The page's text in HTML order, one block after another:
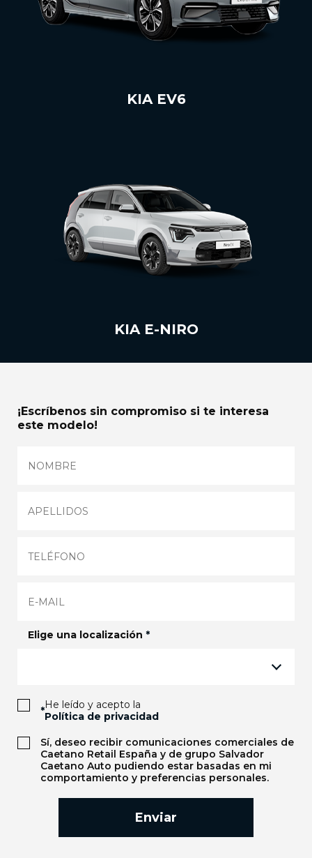
KIA EV6
KIA E-NIRO
¡Escríbenos sin compromiso si te interesa
este modelo!
Elige una localización *
*He leído y acepto la
Política de privacidad
Sí, deseo recibir comunicaciones comerciales de
Caetano Retail España y de grupo Salvador
Caetano Auto pudiendo estar basadas en mi
comportamiento y preferencias personales.